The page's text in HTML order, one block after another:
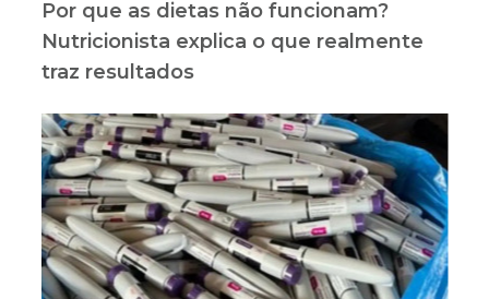
Por que as dietas não funcionam?
Nutricionista explica o que realmente
traz resultados